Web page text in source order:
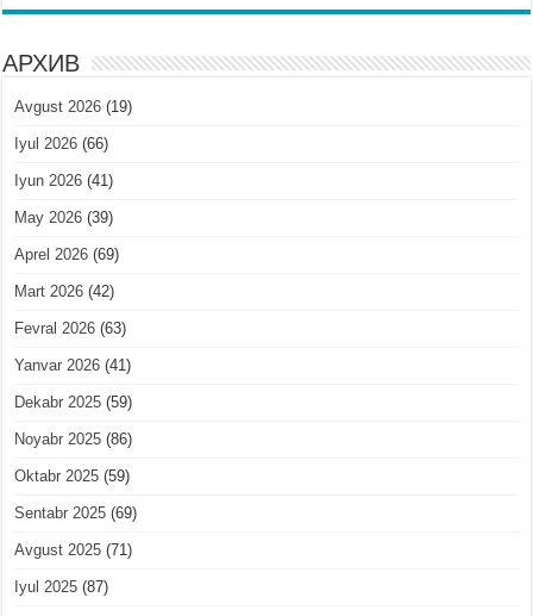
АРХИВ
Avgust 2026 (19)
Iyul 2026 (66)
Iyun 2026 (41)
May 2026 (39)
Aprel 2026 (69)
Mart 2026 (42)
Fevral 2026 (63)
Yanvar 2026 (41)
Dekabr 2025 (59)
Noyabr 2025 (86)
Oktabr 2025 (59)
Sentabr 2025 (69)
Avgust 2025 (71)
Iyul 2025 (87)